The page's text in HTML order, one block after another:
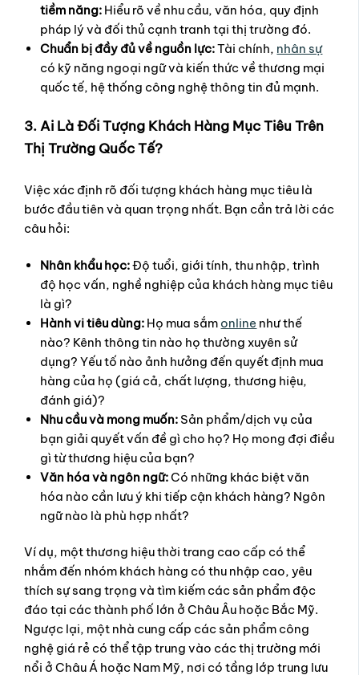
tiềm năng: Hiểu rõ về nhu cầu, văn hóa, quy định
pháp lý và đối thủ cạnh tranh tại thị trường đó.
Chuẩn bị đầy đủ về nguồn lực:Tài chính, nhân sự
có kỹ năng ngoại ngữ và kiến thức về thương mại
quốc tế, hệ thống công nghệ thông tin đủ mạnh.
3. Ai Là Đối Tượng Khách Hàng Mục Tiêu Trên
Thị Trường Quốc Tế?
Việc xác định rõ đối tượng khách hàng mục tiêu là
bước đầu tiên và quan trọng nhất. Bạn cần trả lời các
câu hỏi:
Nhân khẩu học:Độ tuổi, giới tính, thu nhập, trình
độ học vấn, nghề nghiệp của khách hàng mục tiêu
là gì?
Hành vi tiêu dùng: Họ mua sắm online như thế
nào? Kênh thông tin nào họ thường xuyên sử
dụng? Yếu tố nào ảnh hưởng đến quyết định mua
hàng của họ (giá cả, chất lượng, thương hiệu,
đánh giá)?
Nhu cầu và mong muốn: Sản phẩm/dịch vụ của
bạn giải quyết vấn đề gì cho họ? Họ mong đợi điều
gì từ thương hiệu của bạn?
Văn hóa và ngôn ngữ:Có những khác biệt văn
hóa nào cần lưu ý khi tiếp cận khách hàng? Ngôn
ngữ nào là phù hợp nhất?
Ví dụ, một thương hiệu thời trang cao cấp có thể
nhắm đến nhóm khách hàng có thu nhập cao, yêu
thích sự sang trọng và tìm kiếm các sản phẩm độc
đáo tại các thành phố lớn ở Châu Âu hoặc Bắc Mỹ.
Ngược lại, một nhà cung cấp các sản phẩm công
nghệ giá rẻ có thể tập trung vào các thị trường mới
nổi ở Châu Á hoặc Nam Mỹ, nơi có tầng lớp trung lưu